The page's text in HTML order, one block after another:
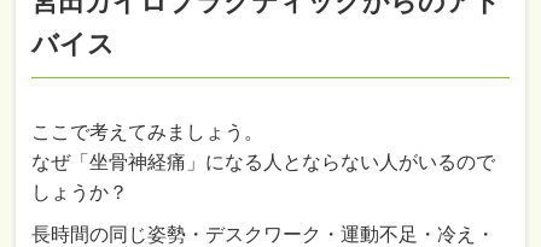
バイス
ここで考えてみましょう。
なぜ「坐骨神経痛」になる人とならない人がいるので
しょうか？
長時間の同じ姿勢・デスクワーク・運動不足・冷え・